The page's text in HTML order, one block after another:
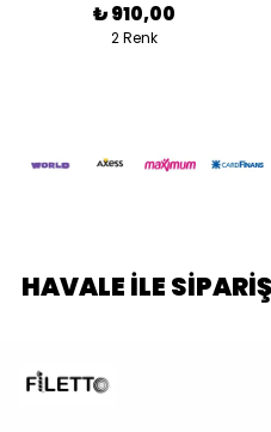
₺ 910,00
2 Renk
HAVALE İLE